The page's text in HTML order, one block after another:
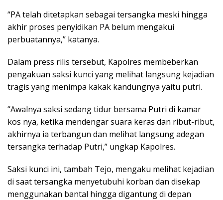
“PA telah ditetapkan sebagai tersangka meski hingga
akhir proses penyidikan PA belum mengakui
perbuatannya,” katanya.
Dalam press rilis tersebut, Kapolres membeberkan
pengakuan saksi kunci yang melihat langsung kejadian
tragis yang menimpa kakak kandungnya yaitu putri.
“Awalnya saksi sedang tidur bersama Putri di kamar
kos nya, ketika mendengar suara keras dan ribut-ribut,
akhirnya ia terbangun dan melihat langsung adegan
tersangka terhadap Putri,” ungkap Kapolres.
Saksi kunci ini, tambah Tejo, mengaku melihat kejadian
di saat tersangka menyetubuhi korban dan disekap
menggunakan bantal hingga digantung di depan